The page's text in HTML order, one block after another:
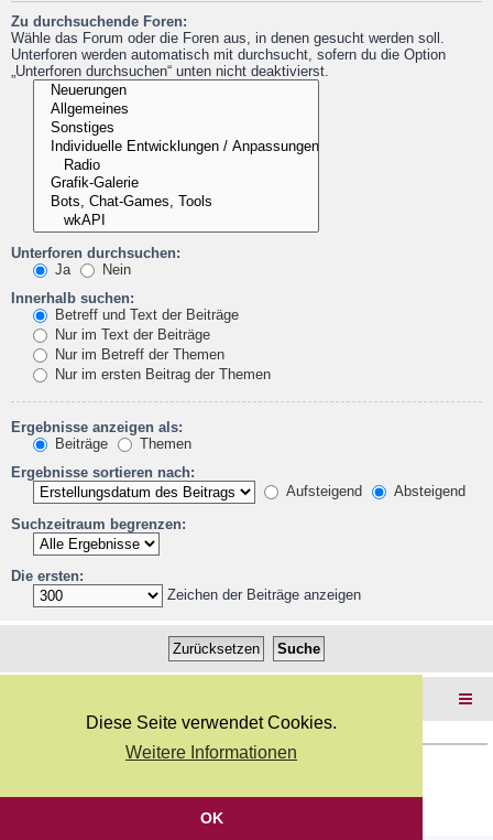
Diese Seite verwendet Cookies.
Weitere Informationen
OK
Zu durchsuchende Foren:
Wähle das Forum oder die Foren aus, in denen gesucht werden soll.
Unterforen werden automatisch mit durchsucht, sofern du die Option
„Unterforen durchsuchen“ unten nicht deaktivierst.
Unterforen durchsuchen:
Ja
Nein
Innerhalb suchen:
Betreff und Text der Beiträge
Nur im Text der Beiträge
Nur im Betreff der Themen
Nur im ersten Beitrag der Themen
Ergebnisse anzeigen als:
Beiträge
Themen
Ergebnisse sortieren nach:
Aufsteigend
Absteigend
Suchzeitraum begrenzen:
Die ersten:
Zeichen der Beiträge anzeigen
Deutsche Übersetzung durchphpBB.de